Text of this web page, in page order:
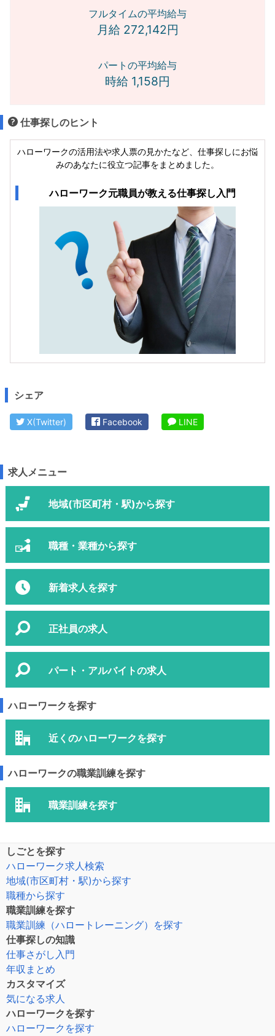
フルタイムの平均給与
月給 272,142円
パートの平均給与
時給 1,158円
仕事探しのヒント
ハローワークの活用法や求人票の見かたなど、仕事探しにお悩
みのあなたに役立つ記事をまとめました。
ハローワーク元職員が教える仕事探し入門
シェア
X(Twitter) Facebook LINE
求人メニュー
地域(市区町村・駅)から探す
職種・業種から探す
新着求人を探す
正社員の求人
パート・アルバイトの求人
ハローワークを探す
近くのハローワークを探す
ハローワークの職業訓練を探す
職業訓練を探す
しごとを探す
ハローワーク求人検索
地域(市区町村・駅)から探す
職種から探す
職業訓練を探す
職業訓練（ハロートレーニング）を探す
仕事探しの知識
仕事さがし入門
年収まとめ
カスタマイズ
気になる求人
ハローワークを探す
ハローワークを探す